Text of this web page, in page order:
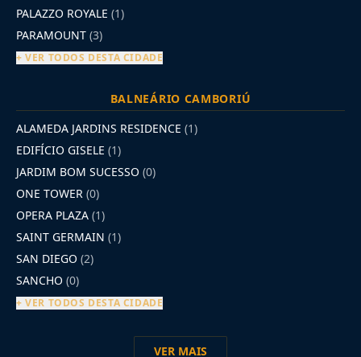
PALAZZO ROYALE (1)
PARAMOUNT (3)
+ VER TODOS DESTA CIDADE
BALNEÁRIO CAMBORIÚ
ALAMEDA JARDINS RESIDENCE (1)
EDIFÍCIO GISELE (1)
JARDIM BOM SUCESSO (0)
ONE TOWER (0)
OPERA PLAZA (1)
SAINT GERMAIN (1)
SAN DIEGO (2)
SANCHO (0)
+ VER TODOS DESTA CIDADE
VER MAIS